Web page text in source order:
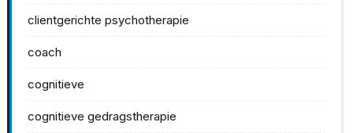
clientgerichte psychotherapie
coach
cognitieve
cognitieve gedragstherapie